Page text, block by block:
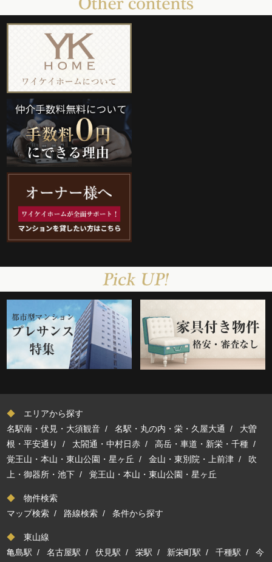
◆ エリアから探す
名駅南・伏見・大須観音 /名駅・丸の内・栄・久屋大通 / 大曽
根・平安通り
/ 太閤通・中村日赤 /高岳・車道・新栄・千種 /
覚王山・本山・東山公園・星ヶ丘 /金山・東別院・上前津 / 吹
上・御器所・池下 /覚王山・本山・東山公園・星ヶ丘
◆ 物件検索
マップ検索 / 路線検索 /条件から探す
◆ 東山線
亀島駅 /名古屋駅 /伏見駅 /栄駅 / 新栄町駅 /千種駅 /今